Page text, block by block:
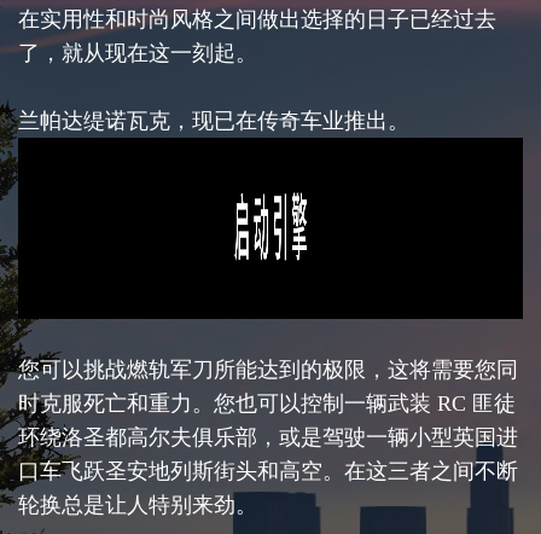
在实用性和时尚风格之间做出选择的日子已经过去
了，就从现在这一刻起。
兰帕达缇诺瓦克，现已在传奇车业推出。
您可以挑战燃轨军刀所能达到的极限，这将需要您同
时克服死亡和重力。您也可以控制一辆武装 RC 匪徒
环绕洛圣都高尔夫俱乐部，或是驾驶一辆小型英国进
口车飞跃圣安地列斯街头和高空。在这三者之间不断
轮换总是让人特别来劲。